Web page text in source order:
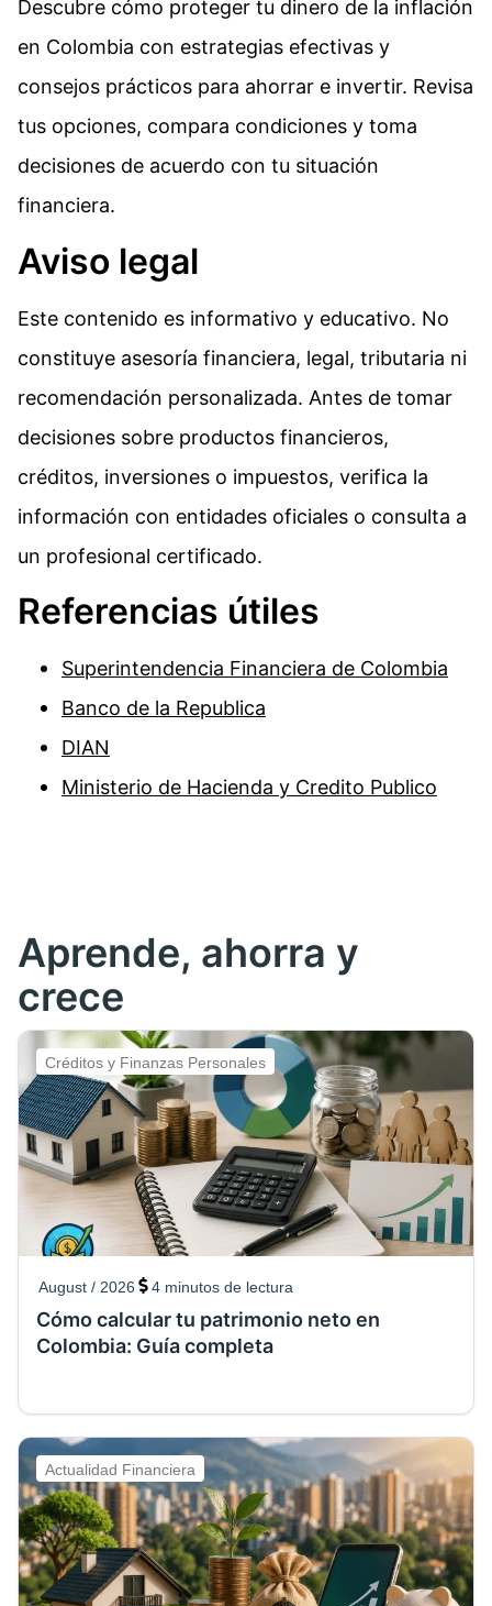
Descubre cómo proteger tu dinero de la inflación
en Colombia con estrategias efectivas y
consejos prácticos para ahorrar e invertir. Revisa
tus opciones, compara condiciones y toma
decisiones de acuerdo con tu situación
financiera.
Aviso legal
Este contenido es informativo y educativo. No
constituye asesoría financiera, legal, tributaria ni
recomendación personalizada. Antes de tomar
decisiones sobre productos financieros,
créditos, inversiones o impuestos, verifica la
información con entidades oficiales o consulta a
un profesional certificado.
Referencias útiles
Superintendencia Financiera de Colombia
Banco de la Republica
DIAN
Ministerio de Hacienda y Credito Publico
Aprende, ahorra y
crece
Créditos y Finanzas Personales
August / 2026 4 minutos de lectura
Cómo calcular tu patrimonio neto en
Colombia: Guía completa
Actualidad Financiera